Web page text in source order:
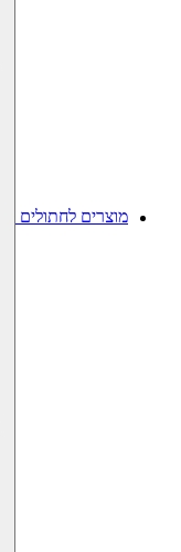
מוצרים לחתולים